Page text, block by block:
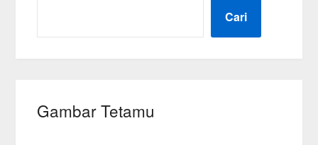
Cari
Gambar Tetamu